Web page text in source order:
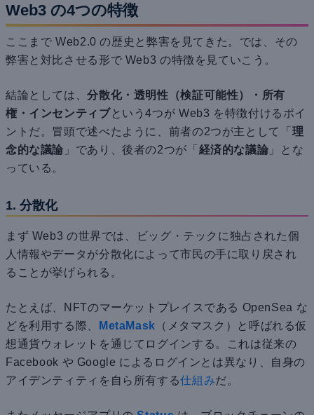
Web3 の4つの特徴
ここまで Web2.0 の歴史と弊害を見てきた。では、その
弊害と対比させる形で Web3 の特徴を見ていこう。
結論としては、分散化・透明性（検証可能性）・所有
権・インセンティブという4つが Web3 を特徴付けるポイ
ントだ。冒頭で述べたように、前者の2つが主として「 理
念的な議論 」であり、後者の2つが「 経済的な議論 」とな
っている。
1. 分散化
まず Web3 の世界では、ビッグ・テックに独占された個
人情報やデータが分散化によって市民の手に取り戻され
ることが挙げられる。
たとえば、NFTのマーケットプレイスである OpenSea な
どを利用する際、
MetaMask （メタマスク）と呼ばれる仮
想通貨ウォレットを通じてログインする。これは従来の
Facebook や Google によるログインとは異なり、自身の
アイデンティティを自ら所有する仕組みだ。